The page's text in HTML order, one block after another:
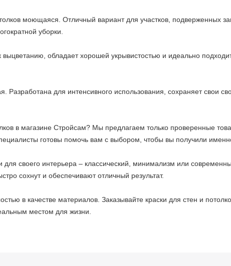
моющаяся. Отличный вариант для участков, подверженных
уборки.
выцветанию, обладает хорошей укрывистостью и идеально
Разработана для интенсивного использования, сохраняет свои
в магазине Стройсам? Мы предлагаем только проверенные
готовы помочь вам с выбором, чтобы вы получили
для своего интерьера – классический, минимализм или
сохнут и обеспечивают отличный результат.
в качестве материалов. Заказывайте краски для стен и
местом для жизни.